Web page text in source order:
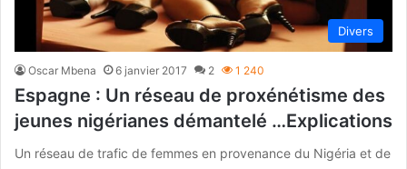
Divers
Oscar Mbena 6 janvier 2017 2 1 240
Espagne : Un réseau de proxénétisme des
jeunes nigérianes démantelé …Explications
Un réseau de trafic de femmes en provenance du Nigéria et de